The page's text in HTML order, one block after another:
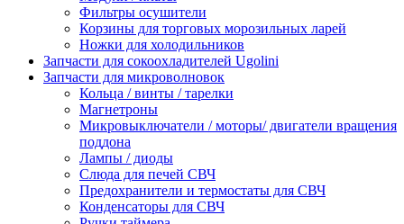
Фильтры осушители
Корзины для торговых морозильных ларей
Ножки для холодильников
Запчасти для сокоохладителей Ugolini
Запчасти для микроволновок
Кольца / винты / тарелки
Магнетроны
Микровыключатели / моторы/ двигатели вращения
поддона
Лампы / диоды
Слюда для печей СВЧ
Предохранители и термостаты для СВЧ
Конденсаторы для СВЧ